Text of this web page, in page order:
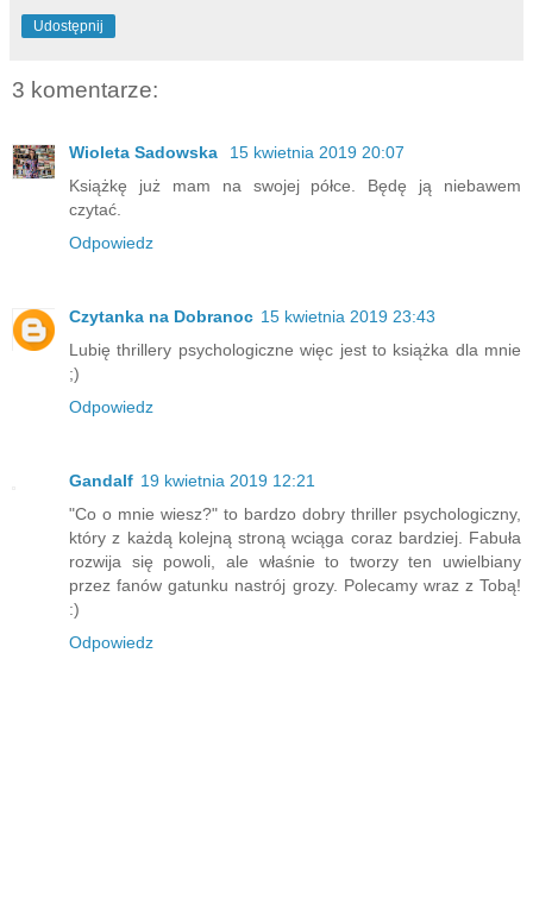
Udostępnij
3 komentarze:
Wioleta Sadowska
15 kwietnia 2019 20:07
Książkę już mam na swojej półce. Będę ją niebawem
czytać.
Odpowiedz
Czytanka na Dobranoc 15 kwietnia 2019 23:43
Lubię thrillery psychologiczne więc jest to książka dla mnie
;)
Odpowiedz
Gandalf 19 kwietnia 2019 12:21
"Co o mnie wiesz?" to bardzo dobry thriller psychologiczny,
który z każdą kolejną stroną wciąga coraz bardziej. Fabuła
rozwija się powoli, ale właśnie to tworzy ten uwielbiany
przez fanów gatunku nastrój grozy. Polecamy wraz z Tobą!
:)
Odpowiedz